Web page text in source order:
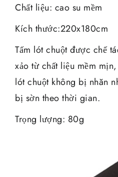
Chất liệu: cao su mềm
Kích thước:220x180cm
Tấm lót chuột được chế
xảo từ chất liệu mềm
lót chuột không bị nhăn
bị sờn theo thời gian.
Trọng lượng: 80g